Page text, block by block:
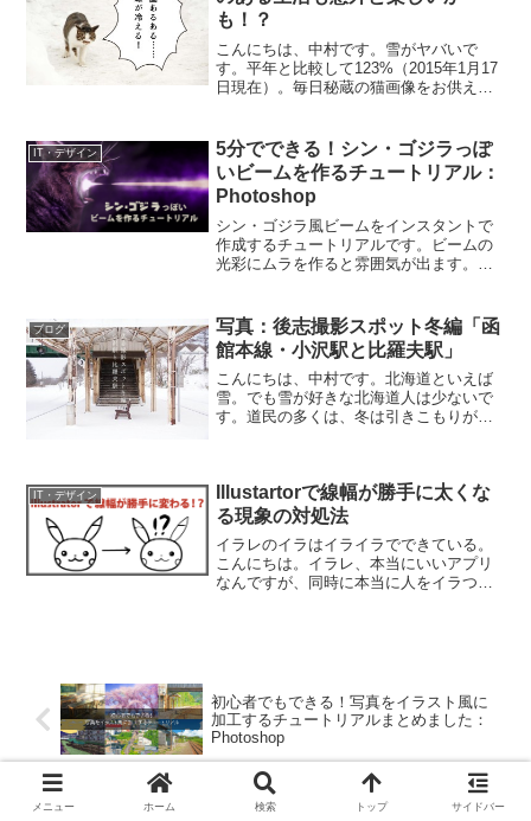
も！？
こんにちは、中村です。雪がヤバいで
す。平年と比較して123%（2015年1月17
日現在）。毎日秘蔵の猫画像をお供えし
る猫画像も残りわずか。誰か、もっと猫
画像を！というわ...
IT・デザイン
5分でできる！シン・ゴジラっぽ
いビームを作るチュートリアル：
Photoshop
シン・ゴジラ風ビームをインスタントで
作成するチュートリアルです。ビームの
光彩にムラを作ると雰囲気が出ます。初
を描く楕円形ツールでビーム本体を描き
ます。カラーは【#...
ブログ
写真：後志撮影スポット冬編「函
館本線・小沢駅と比羅夫駅」
こんにちは、中村です。北海道といえば
雪。でも雪が好きな北海道人は少ないで
す。道民の多くは、冬は引きこもりがち
こもっているとネタが...
IT・デザイン
Illustartorで線幅が勝手に太くな
る現象の対処法
イラレのイラはイライラでできている。
こんにちは。イラレ、本当にいいアプリ
なんですが、同時に本当に人をイラつか
初心者でもできる！写真をイラスト風に
加工するチュートリアルまとめました：
Photoshop
【フリー素材】夜景やイルミネーション
メニュー ホーム 検索 トップ サイドバー